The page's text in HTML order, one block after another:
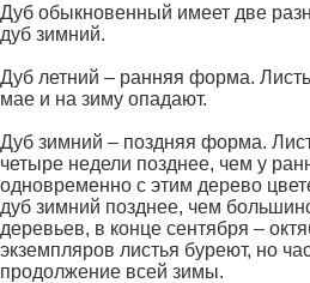
Дуб обыкновенный имеет две
дуб зимний.
Дуб летний – ранняя форма.
мае и на зиму опадают.
Дуб зимний – поздняя форма.
четыре недели позднее, чем у
одновременно с этим дерево
дуб зимний позднее, чем
деревьев, в конце сентября –
экземпляров листья буреют, но
продолжение всей зимы.